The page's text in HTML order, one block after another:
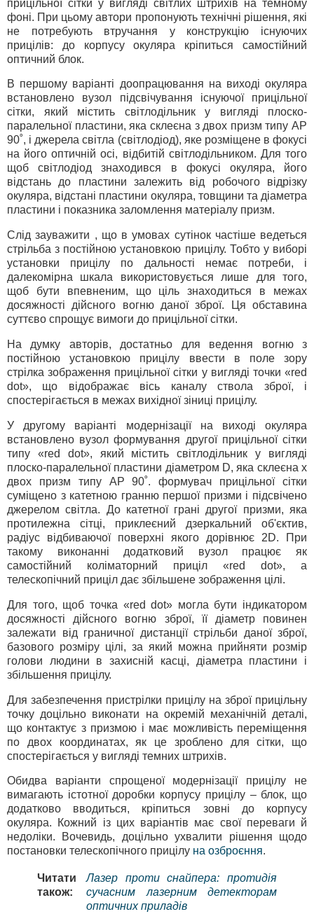
прицільної сітки у вигляді світлих штрихів на темному
фоні. При цьому автори пропонують технічні рішення, які
не потребують втручання у конструкцію існуючих
прицілів: до корпусу окуляра кріпиться самостійний
оптичний блок.
В першому варіанті доопрацювання на виході окуляра
встановлено вузол підсвічування існуючої прицільної
сітки, який містить світлодільник у вигляді плоско-
паралельної пластини, яка склеєна з двох призм типу АР
90˚, і джерела світла (світлодіод), яке розміщене в фокусі
на його оптичній осі, відбитій світлодільником. Для того
щоб світлодіод знаходився в фокусі окуляра, його
відстань до пластини залежить від робочого відрізку
окуляра, відстані пластини окуляра, товщини та діаметра
пластини і показника заломлення матеріалу призм.
Слід зауважити , що в умовах сутінок частіше ведеться
стрільба з постійною установкою прицілу. Тобто у виборі
установки прицілу по дальності немає потреби, і
далекомірна шкала використовується лише для того,
щоб бути впевненим, що ціль знаходиться в межах
досяжності дійсного вогню даної зброї. Ця обставина
суттєво спрощує вимоги до прицільної сітки.
На думку авторів, достатньо для ведення вогню з
постійною установкою прицілу ввести в поле зору
стрілка зображення прицільної сітки у вигляді точки «red
dot», що відображає вісь каналу ствола зброї, і
спостерігається в межах вихідної зіниці прицілу.
У другому варіанті модернізації на виході окуляра
встановлено вузол формування другої прицільної сітки
типу «red dot», який містить світлодільник у вигляді
плоско-паралельної пластини діаметром D, яка склеєна х
двох призм типу АР 90˚. формувач прицільної сітки
суміщено з катетною гранню першої призми і підсвічено
джерелом світла. До катетної грані другої призми, яка
протилежна сітці, приклеєний дзеркальний об'єктив,
радіус відбиваючої поверхні якого дорівнює 2D. При
такому виконанні додатковий вузол працює як
самостійний коліматорний приціл «red dot», а
телескопічний приціл дає збільшене зображення цілі.
Для того, щоб точка «red dot» могла бути індикатором
досяжності дійсного вогню зброї, її діаметр повинен
залежати від граничної дистанції стрільби даної зброї,
базового розміру цілі, за який можна прийняти розмір
голови людини в захисній касці, діаметра пластини і
збільшення прицілу.
Для забезпечення пристрілки прицілу на зброї прицільну
точку доцільно виконати на окремій механічній деталі,
що контактує з призмою і має можливість переміщення
по двох координатах, як це зроблено для сітки, що
спостерігається у вигляді темних штрихів.
Обидва варіанти спрощеної модернізації прицілу не
вимагають істотної доробки корпусу прицілу – блок, що
додатково вводиться, кріпиться зовні до корпусу
окуляра. Кожний із цих варіантів має свої переваги й
недоліки. Вочевидь, доцільно ухвалити рішення щодо
постановки телескопічного прицілу на озброєння.
Читати
також:
Лазер проти снайпера: протидія
сучасним лазерним детекторам
оптичних приладів